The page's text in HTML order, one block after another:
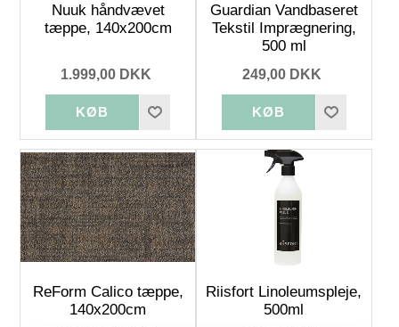
Nuuk håndvævet
tæppe, 140x200cm
1.999,00 DKK
Guardian Vandbaseret
Tekstil Imprægnering,
500 ml
249,00 DKK
ReForm Calico tæppe,
140x200cm
Riisfort Linoleumspleje,
500ml